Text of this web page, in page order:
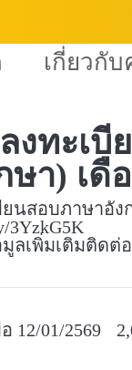
เกี่ยวกั
ลงทะเ
ษา) เดื
ยนสอบภาษาอั
3YzkG5K
ลเพิ่มเติมติดต่อ
12/01/2569